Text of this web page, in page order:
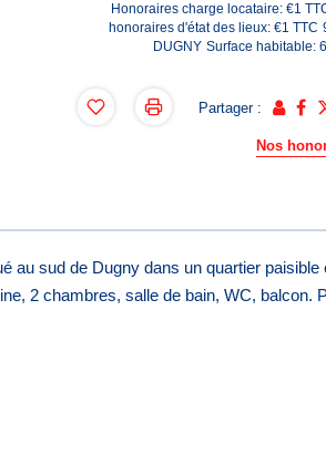
Honoraires charge locataire: €1
honoraires d'état des lieux: €1 TTC
DUGNY Surface habitable:
Partager :
Nos
au sud de Dugny dans un quartier paisible
2 chambres, salle de bain, WC, balcon.